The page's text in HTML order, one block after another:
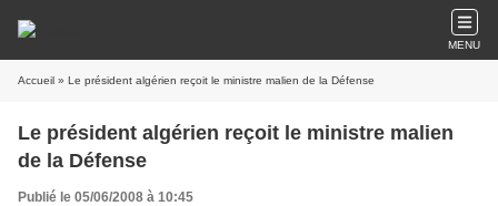
MENU
Accueil » Le président algérien reçoit le ministre malien de la Défense
Le président algérien reçoit le ministre malien
de la Défense
Publié le 05/06/2008 à 10:45